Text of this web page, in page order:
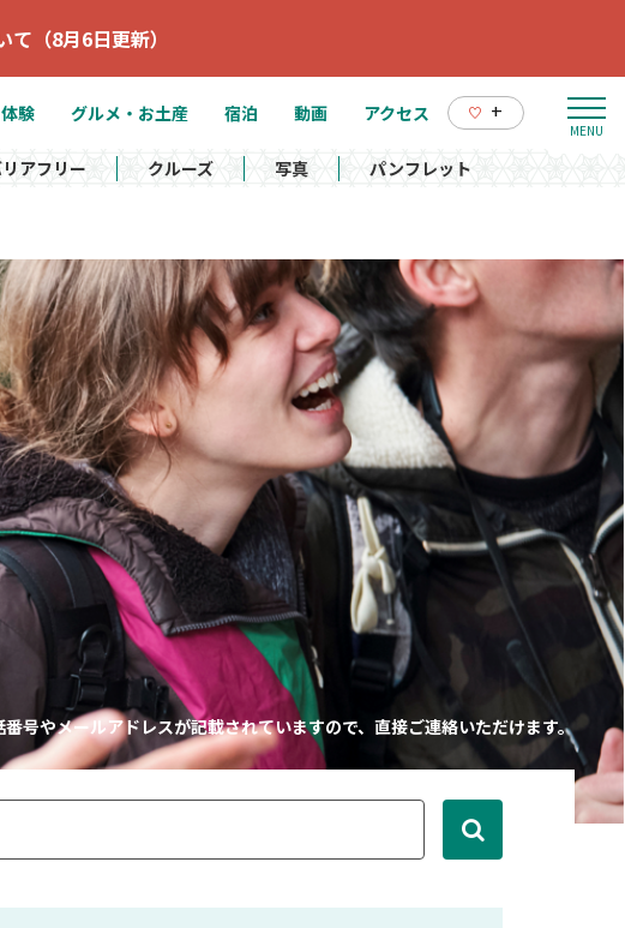
（8月6日更新）
体験 グルメ・お土産 宿泊 動画 アクセス +
アフリー クルーズ 写真 パンフレット
号やメールアドレスが記載されていますので、直接ご連絡いただけます。